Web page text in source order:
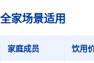
全家场景适用
家庭成员 饮用